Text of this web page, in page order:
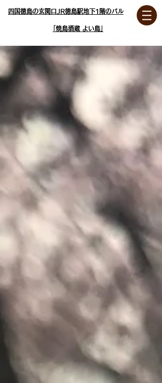
四国徳島の玄関口JR徳島駅地下1階のバル
｢焼鳥酒蔵 よい鳥｣